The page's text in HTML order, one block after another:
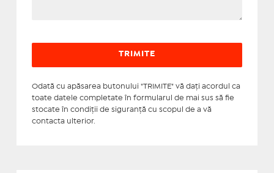
Odată cu apăsarea butonului "TRIMITE" vă daţi acordul ca
toate datele completate în formularul de mai sus să fie
stocate în condiţii de siguranţă cu scopul de a vă
contacta ulterior.